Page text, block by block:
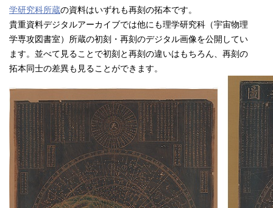
学研究科所蔵の資料はいずれも再刻の拓本です。
貴重資料デジタルアーカイブでは他にも理学研究科（宇宙物理
学専攻図書室）所蔵の初刻・再刻のデジタル画像を公開してい
ます。並べて見ることで初刻と再刻の違いはもちろん、再刻の
拓本同士の差異も見ることができます。